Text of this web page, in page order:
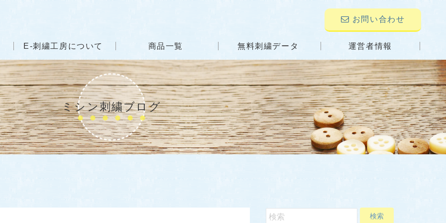
お問い合わせ
E-刺繍工房について 商品一覧 無料刺繍データ 運営者情報
ミシン刺繍ブログ